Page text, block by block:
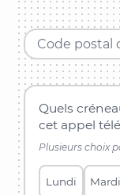
Quels
cet appel
Plusieurs choix
Lundi Mardi